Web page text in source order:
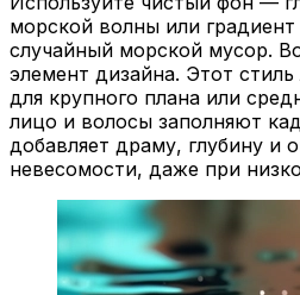
морской волны или
случайный морской мусор.
элемент дизайна. Этот
для крупного плана или
лицо и волосы заполняют
добавляет драму, глубину и
невесомости, даже при